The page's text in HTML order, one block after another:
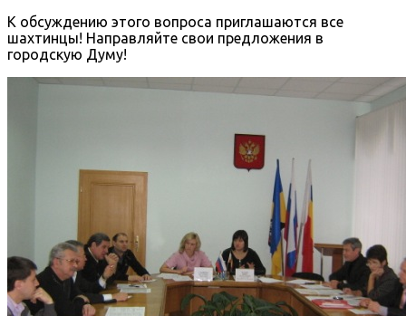
К обсуждению этого вопроса приглашаются все
шахтинцы! Направляйте свои предложения в
городскую Думу!